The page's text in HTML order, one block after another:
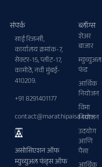
संपर्क
साई रिजन्सी,
कार्यालय क्रमांक-7,
सेक्टर-15, प्लॉट-17,
कामोठे, नवी मुंबई-
410209.
+91 8291401177
contact@marathipaisa.com
असोसिएशन ऑफ
म्युच्युअल फंड्स ऑफ
ब्लॉग्स
शेअर
बाजार
म्युच्युअल
फंड
आर्थिक
नियोजन
विमा
नियोजन
उदयोग
आणि
पैसा